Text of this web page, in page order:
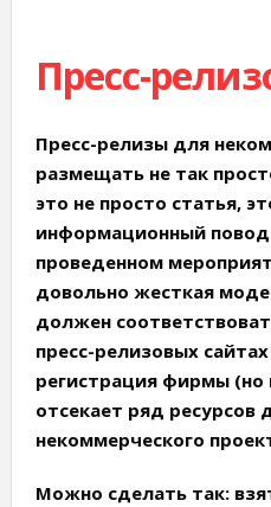
Пресс-
Пресс-релизы для
размещать не так
это не просто статья,
информационный
проведенном
довольно жесткая
должен
пресс-релизовых
регистрация фирмы (но
отсекает ряд ресурсов
некоммерческого
Можно сделать так: